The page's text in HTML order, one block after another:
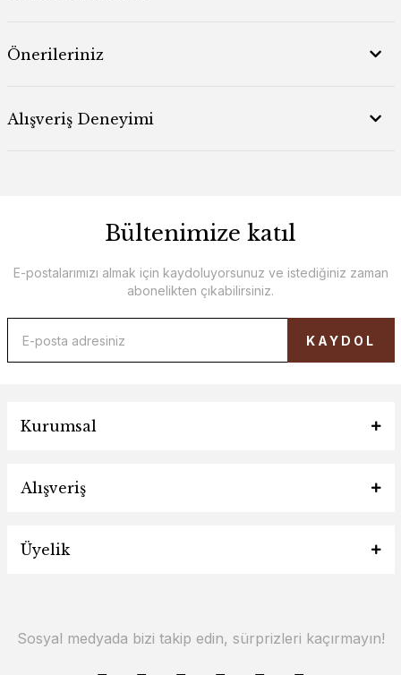
Önerileriniz
Alışveriş Deneyimi
Bültenimize katıl
E-postalarımızı almak için kaydoluyorsunuz ve istediğiniz zaman
abonelikten çıkabilirsiniz.
KAYDOL
Kurumsal
Alışveriş
Üyelik
Sosyal medyada bizi takip edin, sürprizleri kaçırmayın!